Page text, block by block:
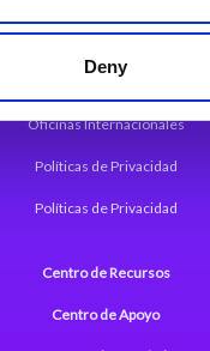
Deny
Comunicados de Prensa (Inglés)
Acerca de Magic
Oficinas Internacionales
Políticas de Privacidad
Políticas de Privacidad
Centro de Recursos
Centro de Apoyo